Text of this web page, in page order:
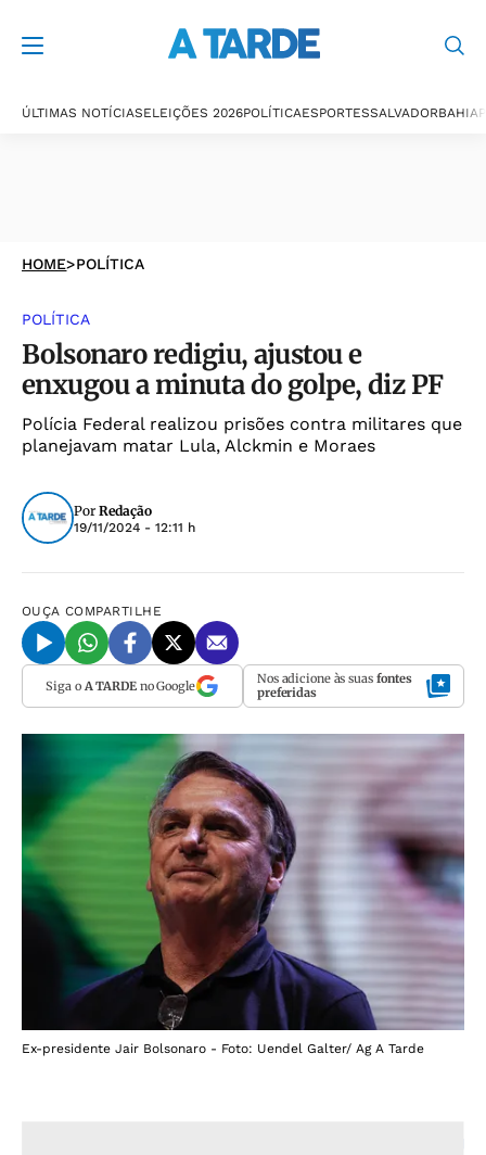
ÚLTIMAS NOTÍCIASELEIÇÕES 2026POLÍTICAESPORTESSALVADORBAHIA
HOME>POLÍTICA
POLÍTICA
Bolsonaro redigiu, ajustou e
enxugou a minuta do golpe, diz PF
Polícia Federal realizou prisões contra militares que
planejavam matar Lula, Alckmin e Moraes
Por Redação
19/11/2024 - 12:11 h
OUÇA COMPARTILHE
Siga o A TARDEno Google Nos adicione às suas fontes
preferidas
Ex-presidente Jair Bolsonaro - Foto: Uendel Galter/ Ag A Tarde